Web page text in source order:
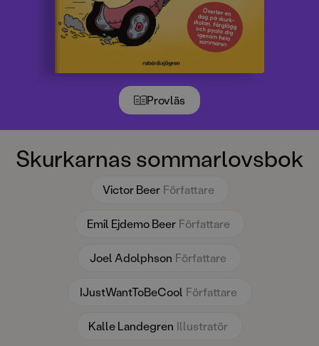
Provläs
Skurkarnas sommarlovsbok
Victor Beer Författare
Emil Ejdemo Beer Författare
Joel Adolphson Författare
IJustWantToBeCool Författare
Kalle Landegren Illustratör